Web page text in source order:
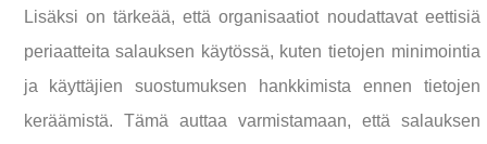
Lisäksi on tärkeää, että organisaatiot noudattavat eettisiä
periaatteita salauksen käytössä, kuten tietojen minimointia
ja käyttäjien suostumuksen hankkimista ennen tietojen
keräämistä. Tämä auttaa varmistamaan, että salauksen